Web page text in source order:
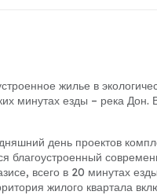
жилье в
минутах езды – река
день проектов
благоустроенный
всего в 20 минутах
жилого квартала